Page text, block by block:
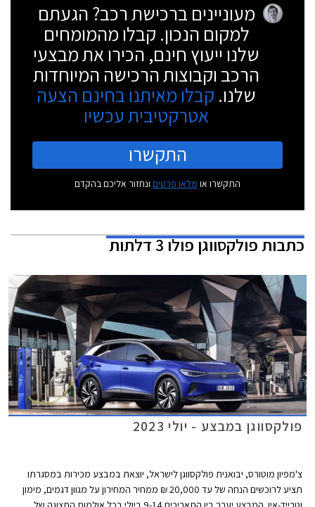
מעוניינים ברכישת רכב? הגעתם
למקום הנכון. קבלו מהמומחים
שלנו ייעוץ חינם, הכירו את מבצעי
הרכב וקבוצות הרכישה המיוחדות
שלנו. קבלו מאיתנו בחינם הצעה
אטרקטיבית עכשיו
התקשרו
התקשרו או מלאו פרטים ונחזור אליכם בהקדם
כתבותפולקסווגן פולו 3 דלתות
פולקסווגן במבצע - יולי 2023
צ'מפיון מוטורס, יבואנית פולקסווגן לישראל, יוצאת במבצע מכירות במסגרתו
תציע לרוכשים הנחה של עד 20,000 ₪ ממחיר המחירון על מגוון דגמים, מימון